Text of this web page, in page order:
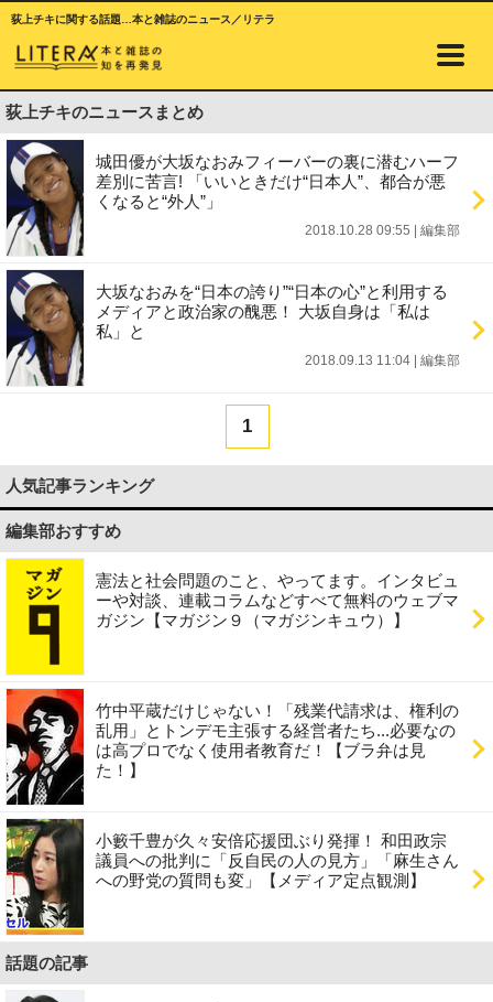
荻上チキに関する話題…本と雑誌のニュース／リテラ
荻上チキのニュースまとめ
城田優が大坂なおみフィーバーの裏に潜むハーフ
差別に苦言! 「いいときだけ“日本人”、都合が悪
くなると“外人”」
2018.10.28 09:55 編集部
大坂なおみを“日本の誇り”“日本の心”と利用する
メディアと政治家の醜悪！ 大坂自身は「私は
私」と
2018.09.13 11:04 編集部
1
人気記事ランキング
編集部おすすめ
憲法と社会問題のこと、やってます。インタビュ
ーや対談、連載コラムなどすべて無料のウェブマ
ガジン【マガジン９（マガジンキュウ）】
竹中平蔵だけじゃない！「残業代請求は、権利の
乱用」とトンデモ主張する経営者たち...必要なの
は高プロでなく使用者教育だ！【ブラ弁は見
た！】
小籔千豊が久々安倍応援団ぶり発揮！ 和田政宗
議員への批判に「反自民の人の見方」「麻生さん
への野党の質問も変」【メディア定点観測】
話題の記事